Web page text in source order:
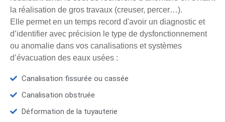
la réalisation de gros travaux (creuser, percer…).
Elle permet en un temps record d'avoir un diagnostic et
d’identifier avec précision le type de dysfonctionnement
ou anomalie dans vos canalisations et systèmes
d’évacuation des eaux usées :
Canalisation fissurée ou cassée
Canalisation obstruée
Déformation de la tuyauterie